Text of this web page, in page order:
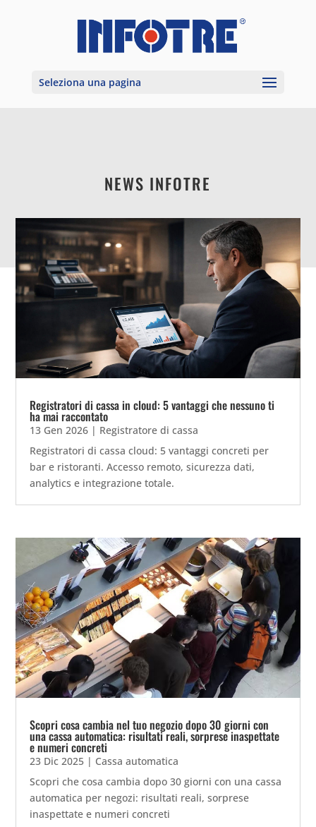
Seleziona una pagina
NEWS INFOTRE
Registratori di cassa in cloud: 5 vantaggi che nessuno ti
ha mai raccontato
13 Gen 2026 | Registratore di cassa
Registratori di cassa cloud: 5 vantaggi concreti per
bar e ristoranti. Accesso remoto, sicurezza dati,
analytics e integrazione totale.
Scopri cosa cambia nel tuo negozio dopo 30 giorni con
una cassa automatica: risultati reali, sorprese inaspettate
e numeri concreti
23 Dic 2025 | Cassa automatica
Scopri che cosa cambia dopo 30 giorni con una cassa
automatica per negozi: risultati reali, sorprese
inaspettate e numeri concreti